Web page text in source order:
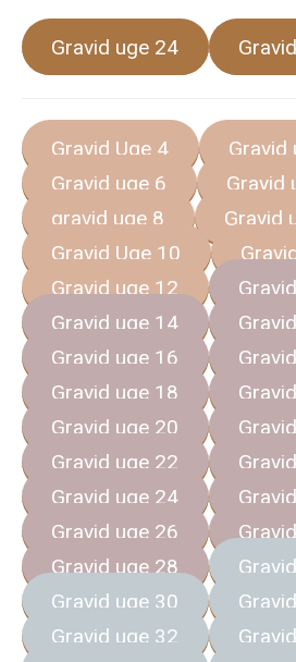
Gravid uge 24
Gravid Uge 4
Gravid
Gravid uge 6
Gravid
gravid uge 8
Gravid
Gravid Uge 10
Gravid uge 12
Gravid uge 14
Gravid uge 16
Gravid uge 18
Gravid uge 20
Gravid uge 22
Gravid uge 24
Gravid uge 26
Gravid uge 28
Gravid uge 30
Gravid uge 32